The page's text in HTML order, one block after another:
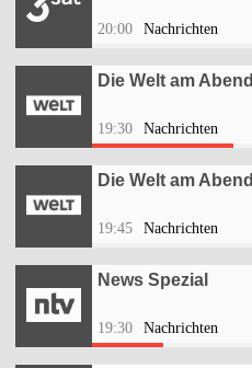
20:00 Nachrichten
Die Welt am Abend
19:30 Nachrichten
Die Welt am Abend
19:45 Nachrichten
News Spezial
19:30 Nachrichten